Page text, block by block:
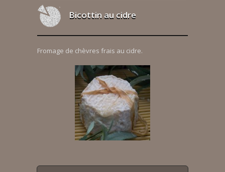
Bicottin au cidre
Fromage de chèvres frais au cidre.